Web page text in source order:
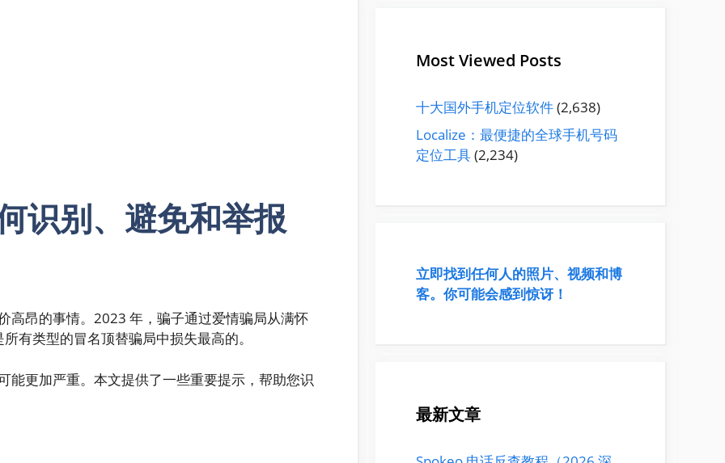
识别、避免和举报
高昂的事情。2023 年，骗子通过爱情骗局从满怀
有类型的冒名顶替骗局中损失最高的。
能更加严重。本文提供了一些重要提示，帮助您识
Most Viewed Posts
十大国外手机定位软件(2,638)
Localize：最便捷的全球手机号码
定位工具(2,234)
立即找到任何人的照片、视频和博
客。你可能会感到惊讶！
最新文章